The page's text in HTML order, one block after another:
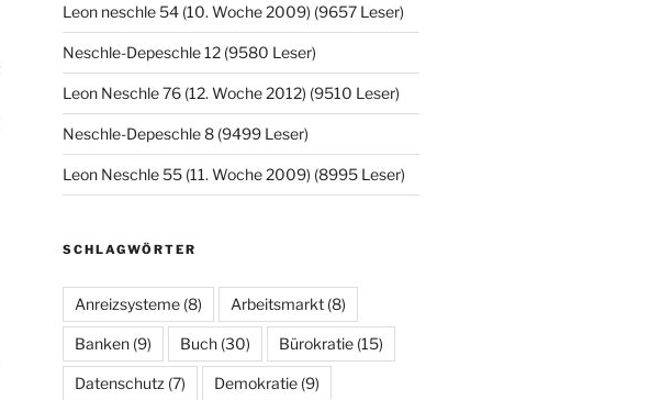
Leon neschle 54 (10. Woche 2009) (9657 Leser)
Neschle-Depeschle 12 (9580 Leser)
Leon Neschle 76 (12. Woche 2012) (9510 Leser)
Neschle-Depeschle 8 (9499 Leser)
Leon Neschle 55 (11. Woche 2009) (8995 Leser)
SCHLAGWÖRTER
Anreizsysteme(8) Arbeitsmarkt(8)
Banken(9) Buch(30) Bürokratie(15)
Datenschutz (7) Demokratie(9)